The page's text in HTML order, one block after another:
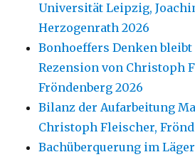
Universität Leipzig,
Herzogenrath 2026
Bonhoeffers Denken bleibt
Rezension von Christoph
Fröndenberg 2026
Bilanz der Aufarbeitung
Christoph Fleischer,
Bachüberquerung im